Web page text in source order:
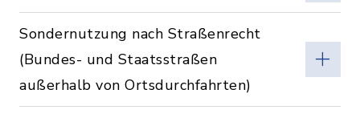
Sondernutzung nach Straßenrecht
(Bundes- und Staatsstraßen
außerhalb von Ortsdurchfahrten)